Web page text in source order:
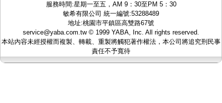
偽裝嚇阻假監視器. 警示防盜貼紙
行車紀錄器.車用插座配件
客訂商品
服務時間:星期一至五，AM 9：30至PM 5：30
敏希有限公司 統一編號:53288489
地址:桃園市平鎮區高雙路67號
service@yaba.com.tw© 1999 YABA, Inc. All rights reserved.
本站內容未經授權而複製、轉載、重製將觸犯著作權法，本公司將追究刑民事
責任不予寬待